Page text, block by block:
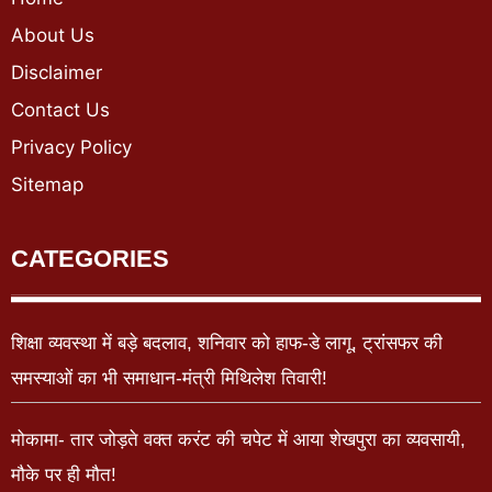
About Us
Disclaimer
Contact Us
Privacy Policy
Sitemap
CATEGORIES
शिक्षा व्यवस्था में बड़े बदलाव, शनिवार को हाफ-डे लागू, ट्रांसफर की
समस्याओं का भी समाधान-मंत्री मिथिलेश तिवारी!
मोकामा- तार जोड़ते वक्त करंट की चपेट में आया शेखपुरा का व्यवसायी,
मौके पर ही मौत!